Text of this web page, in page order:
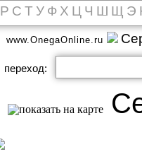
Р С Т У Ф Х Ц Ч Ш Щ Э
www.OnegaOnline.ru
переход: